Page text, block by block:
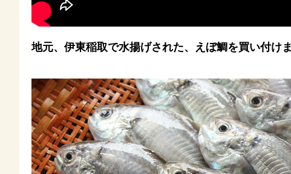
地元、伊東稲取で水揚げされた、えぼ鯛を買い付け